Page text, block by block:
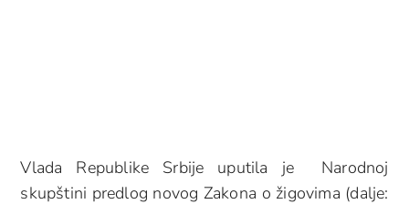
Vlada Republike Srbije uputila je Narodnoj
skupštini predlog novog Zakona o žigovima (dalje: